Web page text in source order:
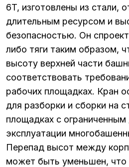
6T, изготовлены из стали,
длительным ресурсом и
безопасностью. Он
либо тяги таким образом,
высоту верхней части
соответствовать
рабочих площадках. Кран
для разборки и сборки на
площадках с
эксплуатации
Перепад высот между
может быть уменьшен, что